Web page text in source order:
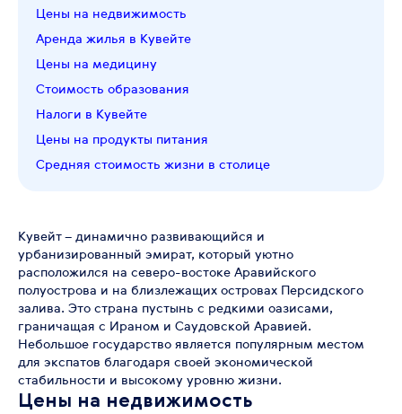
Цены на недвижимость
Аренда жилья в Кувейте
Цены на медицину
Стоимость образования
Налоги в Кувейте
Цены на продукты питания
Средняя стоимость жизни в столице
Кувейт – динамично развивающийся и
урбанизированный эмират, который уютно
расположился на северо-востоке Аравийского
полуострова и на близлежащих островах Персидского
залива. Это страна пустынь с редкими оазисами,
граничащая с Ираном и Саудовской Аравией.
Небольшое государство является популярным местом
для экспатов благодаря своей экономической
стабильности и высокому уровню жизни.
Цены на недвижимость